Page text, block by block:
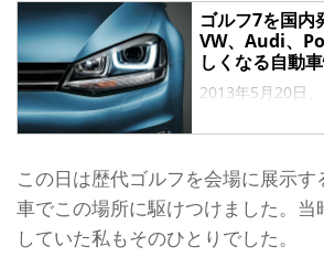
ゴルフ7を国
VW、Audi、
しくなる自動
2013年5月20日
グループ ジャパ
内で発表した。
※海外試乗記は
※ギャラリーはこ
2013年4月9日か
「ゴルフ デア・
この日は歴代ゴルフを会場に展示す
車でこの場所に駆けつけました。当
していた私もそのひとりでした。